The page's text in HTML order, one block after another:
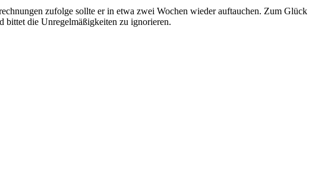
zufolge sollte er in etwa zwei Wochen wieder auftauchen. Zum Glück
bittet die Unregelmäßigkeiten zu ignorieren.